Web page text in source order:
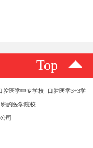
Top
医学中专学校 口腔医学3+3学
的医学院校
司